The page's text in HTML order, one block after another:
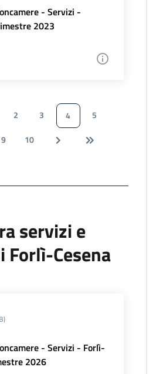
- Servizi -
2023
2 3 4
5
9 10
servizi e
Cesena
- Servizi - Forlì-
2026